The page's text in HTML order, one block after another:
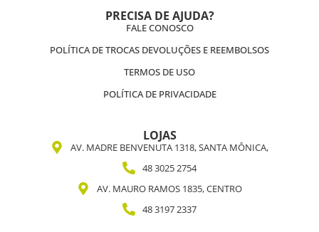
PRECISA DE AJUDA?
FALE CONOSCO
POLÍTICA DE TROCAS DEVOLUÇÕES E REEMBOLSOS
TERMOS DE USO
POLÍTICA DE PRIVACIDADE
LOJAS
AV. MADRE BENVENUTA 1318, SANTA MÔNICA,
48 3025 2754
AV. MAURO RAMOS 1835, CENTRO
48 3197 2337